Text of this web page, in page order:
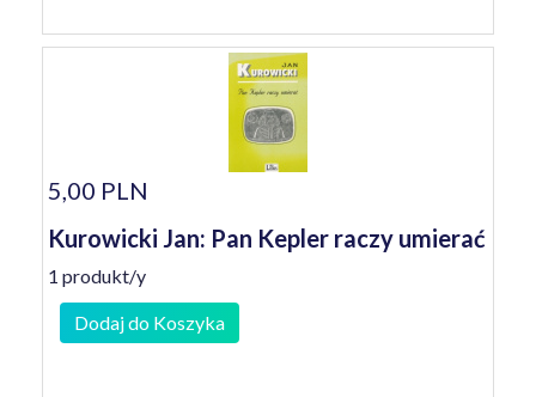
5,00 PLN
Kurowicki Jan: Pan Kepler raczy umierać
1 produkt/y
Dodaj do Koszyka